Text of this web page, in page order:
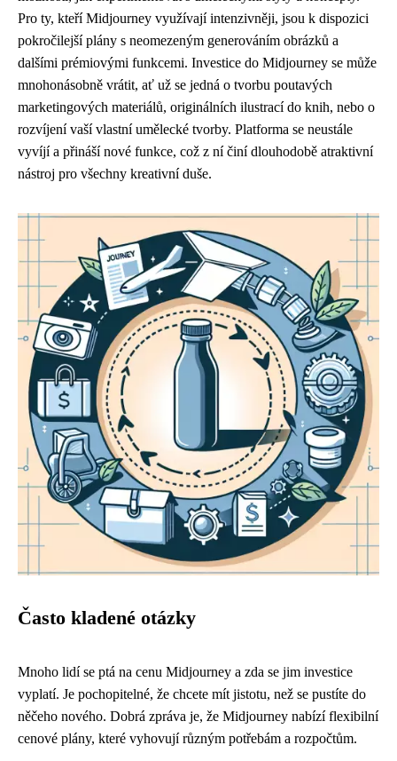
Pro ty, kteří Midjourney využívají intenzivněji, jsou k dispozici
pokročilejší plány s neomezeným generováním obrázků a
dalšími prémiovými funkcemi. Investice do Midjourney se může
mnohonásobně vrátit, ať už se jedná o tvorbu poutavých
marketingových materiálů, originálních ilustrací do knih, nebo o
rozvíjení vaší vlastní umělecké tvorby. Platforma se neustále
vyvíjí a přináší nové funkce, což z ní činí dlouhodobě atraktivní
nástroj pro všechny kreativní duše.
Často kladené otázky
Mnoho lidí se ptá na cenu Midjourney a zda se jim investice
vyplatí. Je pochopitelné, že chcete mít jistotu, než se pustíte do
něčeho nového. Dobrá zpráva je, že Midjourney nabízí flexibilní
cenové plány, které vyhovují různým potřebám a rozpočtům.